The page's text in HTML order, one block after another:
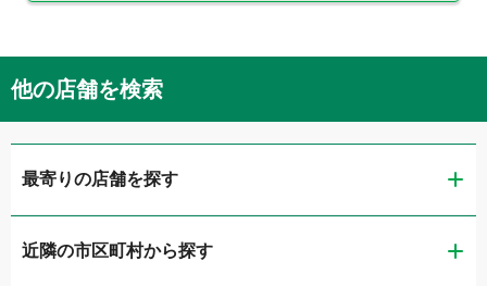
他の店舗を検索
最寄りの店舗を探す
ガリバー富山店
近隣の市区町村から探す